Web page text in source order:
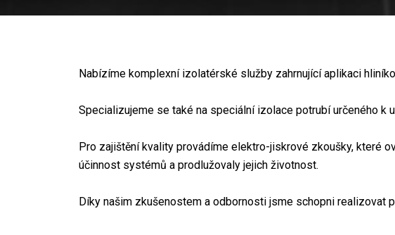
Nabízíme komplexní izolatérské služby zahrnující aplikaci
Specializujeme se také na speciální izolace potrubí určeného k
Pro zajištění kvality provádíme elektro-jiskrové zkoušky, které
účinnost systémů a prodlužovaly jejich životnost.
Díky našim zkušenostem a odbornosti jsme schopni realizovat